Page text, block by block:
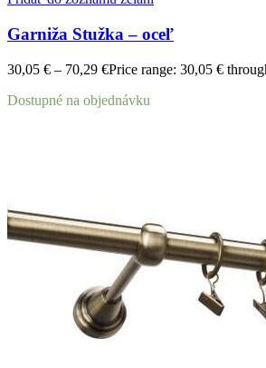
Garniža Stužka – oceľ
30,05 € – 70,29 €Price range: 30,05 €
Dostupné na objednávku